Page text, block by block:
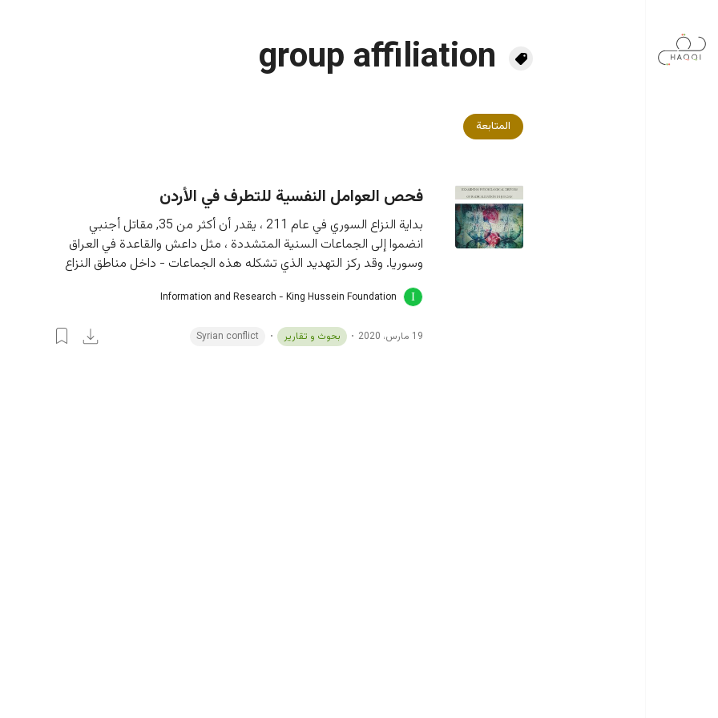
group affiliation
المتابعة
فحص العوامل النفسية للتطرف في الأردن
بداية النزاع السوري في عام 211 ، يقدر أن أكثر من 35, مقاتل أجنبي
انضموا إلى الجماعات السنية المتشددة ، مثل داعش والقاعدة في العراق
وسوريا. وقد ركز التهديد الذي تشكله هذه الجماعات - داخل مناطق النزاع
Information and Research - King Hussein Foundation
19 مارس، 2020 بحوث و تقارير Syrian conflict